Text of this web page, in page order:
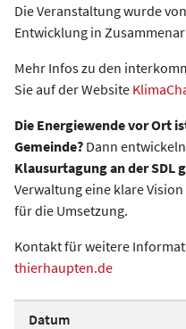
Die Veranstaltung wurde
Entwicklung in
Mehr Infos zu den
Sie auf der Website
Die Energiewende vor Ort
Gemeinde? Dann
Klausurtagung an der SDL
Verwaltung eine klare
für die Umsetzung.
Kontakt für weitere
thierhaupten.de
Datum